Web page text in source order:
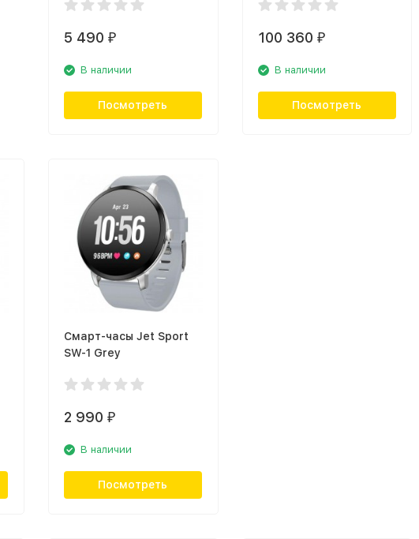
00053058) чёрный
5 490 ₽
В наличии
Посмотреть
100 360 ₽
В наличии
Посмотреть
Смарт-часы Jet Sport
SW-1 Grey
2 990 ₽
В наличии
Посмотреть